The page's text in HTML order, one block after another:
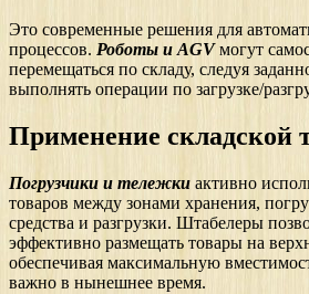
Это современные решения для
процессов. Роботы и AGVмогут
перемещаться по складу, следуя
выполнять операции по загрузке/
Применение складской
Погрузчики и тележки активно
товаров между зонами хранения,
средства и разгрузки. Штабелеры
эффективно размещать товары на
обеспечивая максимальную
важно в нынешнее время.